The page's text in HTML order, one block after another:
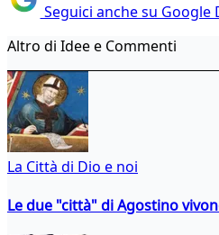
Seguici anche su Google
Altro di Idee e Commenti
La Città di Dio e noi
Le due "città" di Agostino